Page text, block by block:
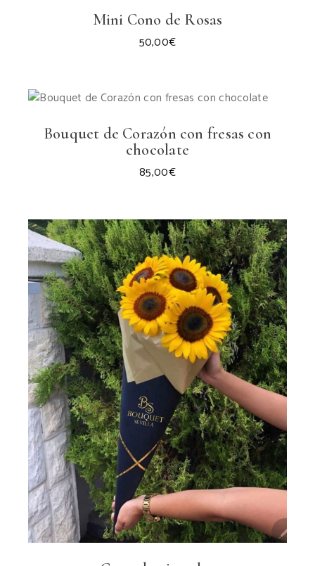
Mini Cono de Rosas
50,00€
Bouquet de Corazón con fresas con
chocolate
85,00€